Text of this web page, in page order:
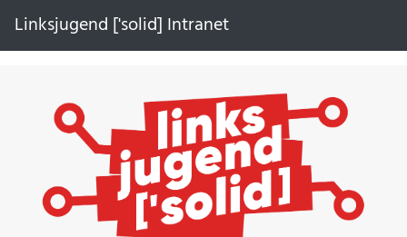
Linksjugend ['solid] Intranet